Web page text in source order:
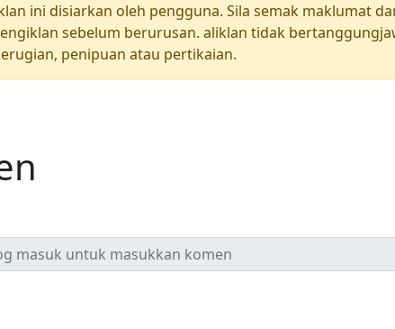
ini disiarkan oleh pengguna. Sila semak maklumat
sebelum berurusan. aliklan tidak
penipuan atau pertikaian.